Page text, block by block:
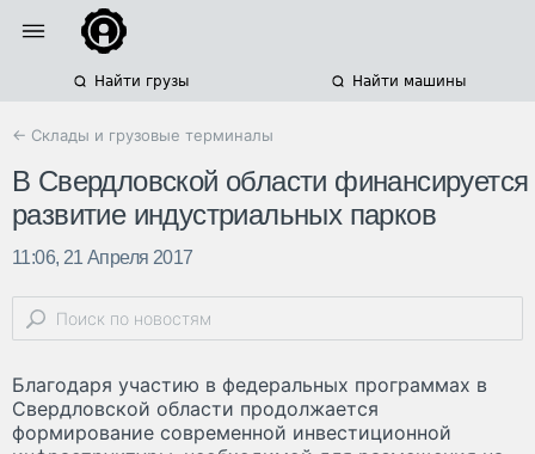
Найти грузы Найти машины
← Склады и грузовые терминалы
В Свердловской области финансируется
развитие индустриальных парков
11:06, 21 Апреля 2017
Благодаря участию в федеральных программах в
Свердловской области продолжается
формирование современной инвестиционной